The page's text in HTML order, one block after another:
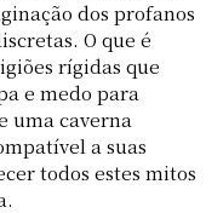
dos profanos
O que é
rígidas que
e medo para
uma caverna
a suas
todos estes mitos